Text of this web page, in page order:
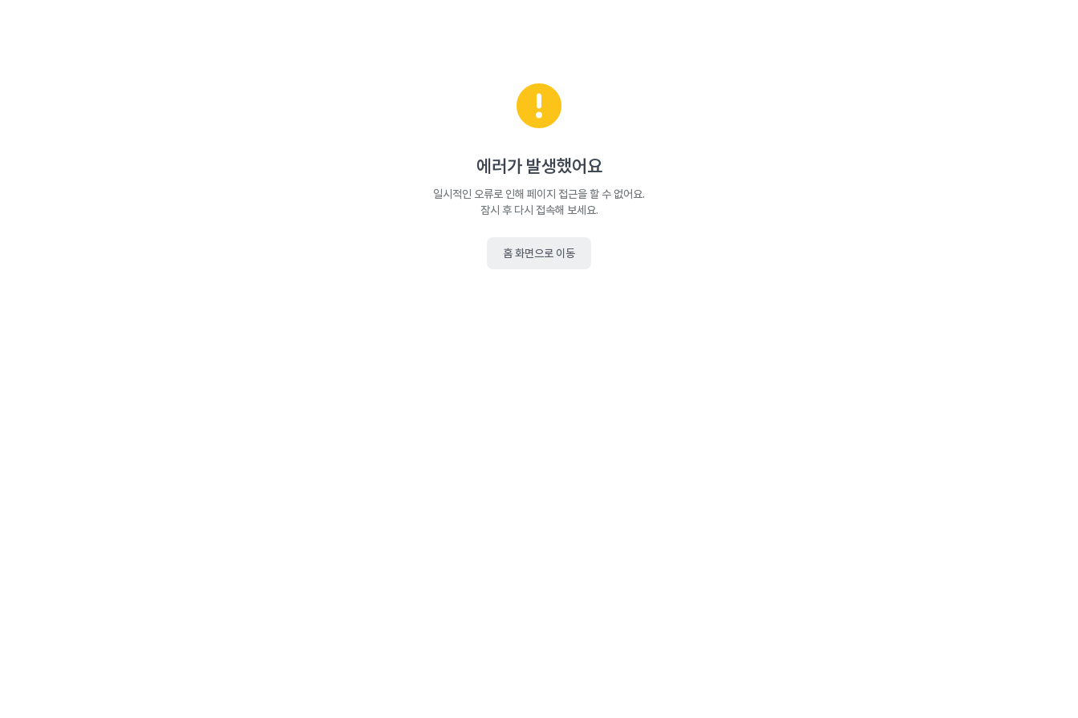
에러가 발생했어요
일시적인 오류로 인해 페이지 접근을 할 수 없어요.
잠시 후 다시 접속해 보세요.
홈 화면으로 이동